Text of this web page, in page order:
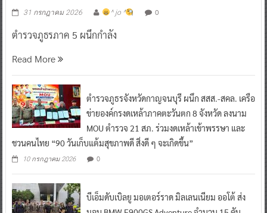
31 กรกฎาคม 2026 ^ jo ^ 0
ตำรวจภูธรภาค 5 ผนึกกำลัง
Read More
ตำรวจภูธรจังหวัดกาญจนบุรี ผนึก สสส.-สคล. เครือ
ข่ายองค์กรงดเหล้าภาคตะวันตก 8 จังหวัด ลงนาม
MOU ตำรวจ 21 สภ. ร่วมงดเหล้าเข้าพรรษา และ
ชวนคนไทย “90 วันเก็บแต้มสุขภาพดี สิ่งดี ๆ จะเกิดขึ้น”
10 กรกฎาคม 2026 0
บีเอ็มดับเบิลยู มอเตอร์ราด มิลเลนเนียม ออโต้ ส่ง